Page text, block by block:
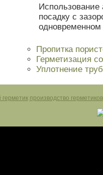
Использование
посадку с
одновременном
Пропитка
Герметизация
Уплотнение
производство герметиков